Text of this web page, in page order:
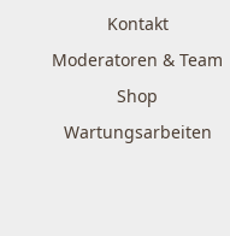
Kontakt
Moderatoren & Team
Shop
Wartungsarbeiten